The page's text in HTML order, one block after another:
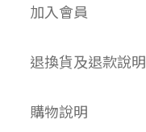
加入會員
退換貨及退款說明
購物說明